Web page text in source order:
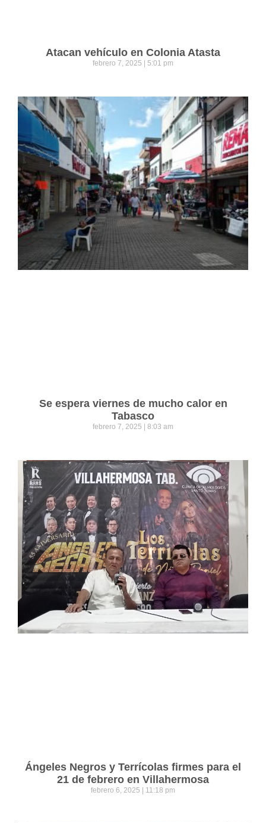
Atacan vehículo en Colonia Atasta
febrero 7, 2025 5:01 pm
Se espera viernes de mucho calor en
Tabasco
febrero 7, 2025 8:03 am
Ángeles Negros y Terrícolas firmes para el
21 de febrero en Villahermosa
febrero 6, 2025 11:18 pm